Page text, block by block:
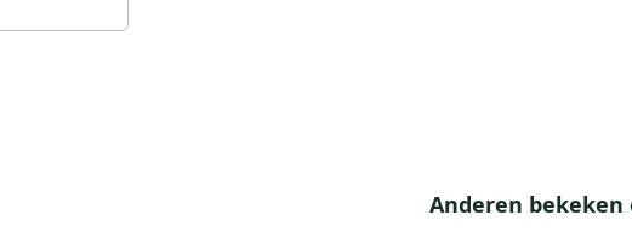
Anderen bekeken